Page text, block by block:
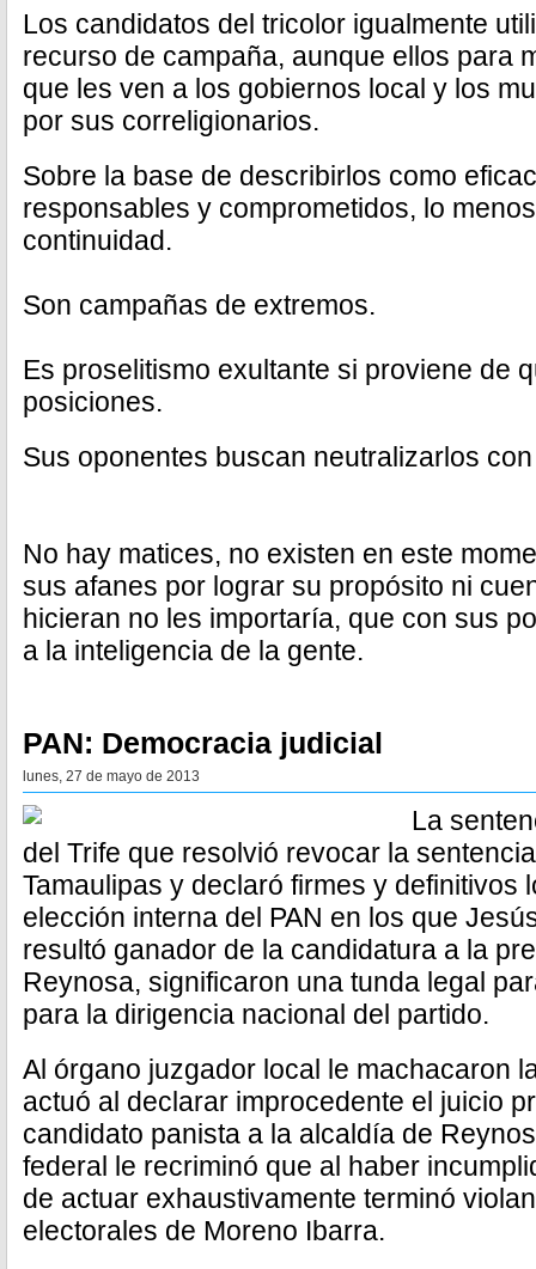
Los candidatos del tricolor igualmente
recurso de campaña, aunque ellos para
que les ven a los gobiernos local y los
por sus correligionarios.
Sobre la base de describirlos como
responsables y comprometidos, lo
continuidad.
Son campañas de extremos.
Es proselitismo exultante si proviene de
posiciones.
Sus oponentes buscan neutralizarlos
No hay matices, no existen en este
sus afanes por lograr su propósito ni
hicieran no les importaría, que con sus
a la inteligencia de la gente.
PAN: Democracia judicial
lunes, 27 de mayo de 2013
La
del Trife que resolvió revocar la
Tamaulipas y declaró firmes y definitivos
elección interna del PAN en los que
resultó ganador de la candidatura a la
Reynosa, significaron una tunda legal
para la dirigencia nacional del partido.
Al órgano juzgador local le machacaron
actuó al declarar improcedente el juicio
candidato panista a la alcaldía de
federal le recriminó que al haber
de actuar exhaustivamente terminó
electorales de Moreno Ibarra.